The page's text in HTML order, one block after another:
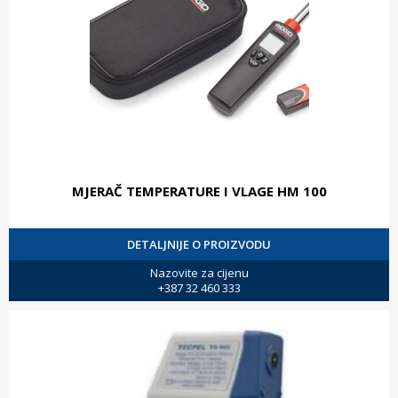
MJERAČ TEMPERATURE I VLAGE HM 100
DETALJNIJE O PROIZVODU
Nazovite za cijenu
+387 32 460 333